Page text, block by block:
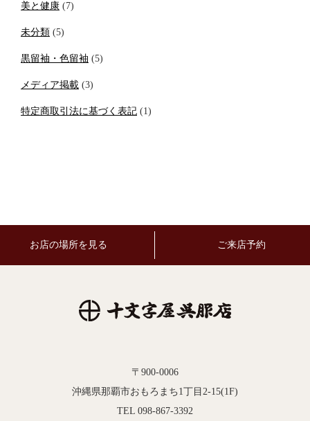
美と健康 (7)
未分類 (5)
黒留袖・色留袖 (5)
メディア掲載 (3)
特定商取引法に基づく表記 (1)
お店の場所を見る ご来店予約
〒900-0006
沖縄県那覇市おもろまち1丁目2-15(1F)
TEL 098-867-3392